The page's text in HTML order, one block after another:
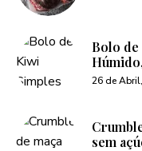
Bolo de
26 de
sem